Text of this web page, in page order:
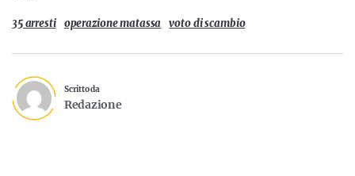
35 arresti operazione matassa voto di scambio
Scritto da
Redazione